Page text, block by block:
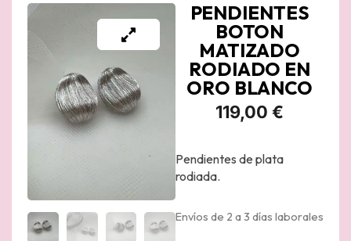
PENDIENTES
BOTON
MATIZADO
RODIADO EN
ORO BLANCO
119,00 €
Pendientes de plata
rodiada.
Envíos de 2 a 3 días laborales